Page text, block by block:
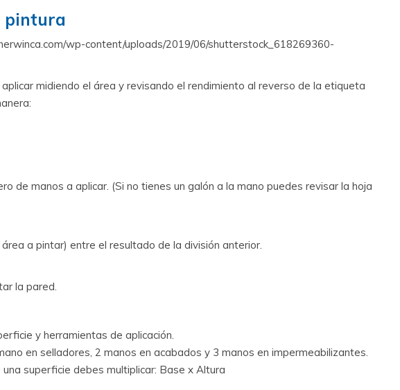
pintura
wp-content/uploads/2019/06/shutterstock_618269360-
midiendo el área y revisando el rendimiento al reverso de la etiqueta
de manos a aplicar. (Si no tienes un galón a la mano puedes revisar la hoja
a pintar) entre el resultado de la división anterior.
la pared.
y herramientas de aplicación.
en selladores, 2 manos en acabados y 3 manos en impermeabilizantes.
superficie debes multiplicar: Base x Altura